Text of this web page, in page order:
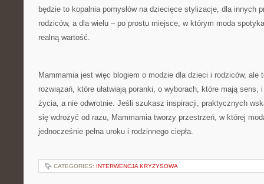
będzie to kopalnia pomysłów na dziecięce stylizacje, dla innych
rodziców, a dla wielu – po prostu miejsce, w którym moda
realną wartość.
Mammamia jest więc blogiem o modzie dla dzieci i rodziców, ale
rozwiązań, które ułatwiają poranki, o wyborach, które mają
życia, a nie odwrotnie. Jeśli szukasz inspiracji, praktycznych
się wdrożyć od razu, Mammamia tworzy przestrzeń, w której
jednocześnie pełna uroku i rodzinnego ciepła.
CATEGORIES: INTERWENCJA KRYZYSOWA